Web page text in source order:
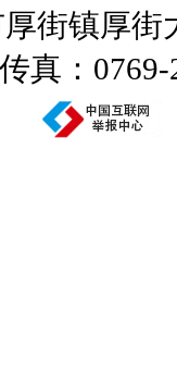
街镇厚
真：0769-